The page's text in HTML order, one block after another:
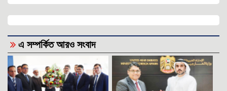
এ সম্পর্কিত আরও সংবাদ